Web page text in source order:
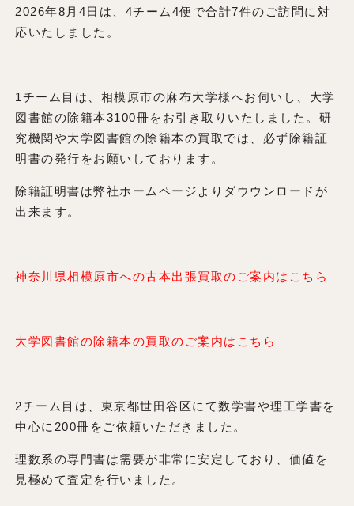
2026年8月4日は、4チーム4便で合計7件のご訪問に対
応いたしました。
1チーム目は、相模原市の麻布大学様へお伺いし、大学
図書館の除籍本3100冊をお引き取りいたしました。研
究機関や大学図書館の除籍本の買取では、必ず除籍証
明書の発行をお願いしております。
除籍証明書は弊社ホームページよりダウウンロードが
出来ます。
神奈川県相模原市への古本出張買取のご案内はこちら
大学図書館の除籍本の買取のご案内はこちら
2チーム目は、東京都世田谷区にて数学書や理工学書を
中心に200冊をご依頼いただきました。
理数系の専門書は需要が非常に安定しており、価値を
見極めて査定を行いました。